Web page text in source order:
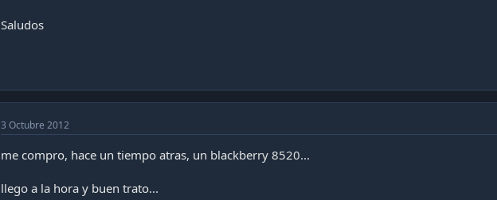
Saludos
3 Octubre 2012
me compro, hace un tiempo atras, un blackberry 8520...
llego a la hora y buen trato...